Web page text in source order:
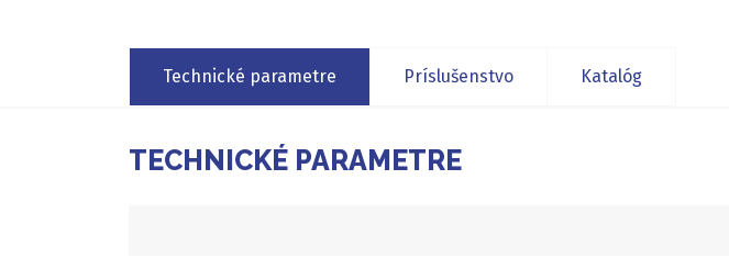
Technické parametre Príslušenstvo Katalóg
TECHNICKÉ PARAMETRE